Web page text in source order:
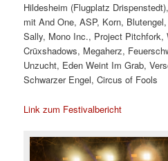
Hildesheim (Flugplatz
mit And One, ASP, Korn,
Sally, Mono Inc., Project Pitchfork,
Crüxshadows, Megaherz,
Unzucht, Eden Weint Im Grab,
Schwarzer Engel, Circus of Fools
Link zum Festivalbericht